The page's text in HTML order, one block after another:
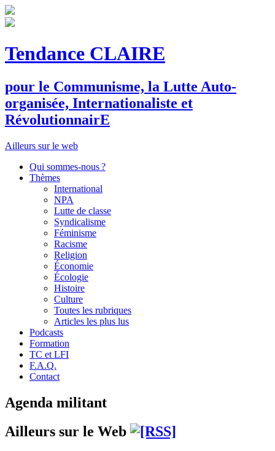
Tendance CLAIRE
pour le Communisme, la Lutte Auto-
organisée, Internationaliste et
RévolutionnairE
Ailleurs sur le web
Qui sommes-nous ?
Thèmes
International
NPA
Lutte de classe
Syndicalisme
Féminisme
Racisme
Religion
Économie
Écologie
Histoire
Culture
Toutes les rubriques
Articles les plus lus
Podcasts
Formation
TC et LFI
F.A.Q.
Contact
Agenda militant
Ailleurs sur le Web